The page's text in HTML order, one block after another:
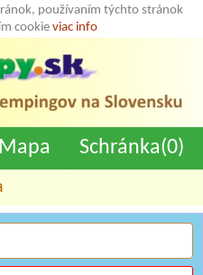
používaním týchto stránok
cookieviac info
Mapa Schránka(0)